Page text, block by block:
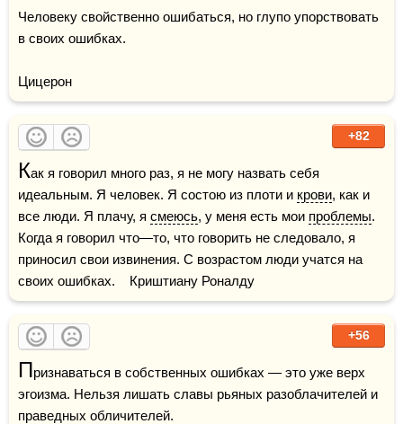
Человеку свойственно ошибаться, но глупо упорствовать
в своих ошибках.
Цицерон
+82
Как я говорил много раз, я не могу назвать себя
идеальным. Я человек. Я состою из плоти и крови, как и
все люди. Я плачу, я смеюсь, у меня есть мои проблемы.
Когда я говорил что—то, что говорить не следовало, я
приносил свои извинения. С возрастом люди учатся на
своих ошибках.    Криштиану Роналду
+56
Признаваться в собственных ошибках — это уже верх
эгоизма. Нельзя лишать славы рьяных разоблачителей и
праведных обличителей.